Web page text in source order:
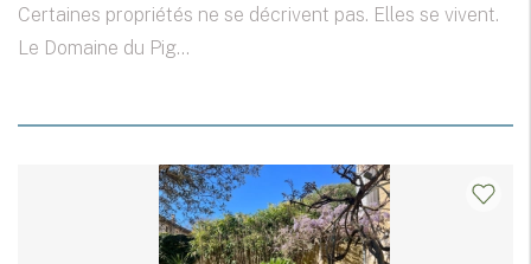
Certaines propriétés ne se décrivent pas. Elles se vivent.
Le Domaine du Pig...